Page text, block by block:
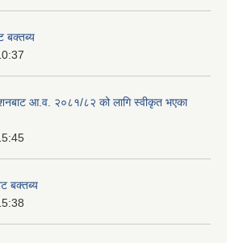
बक्तब्य
आ.व. २०८१/८२ को लागि स्वीकृत भएका
बक्तब्य